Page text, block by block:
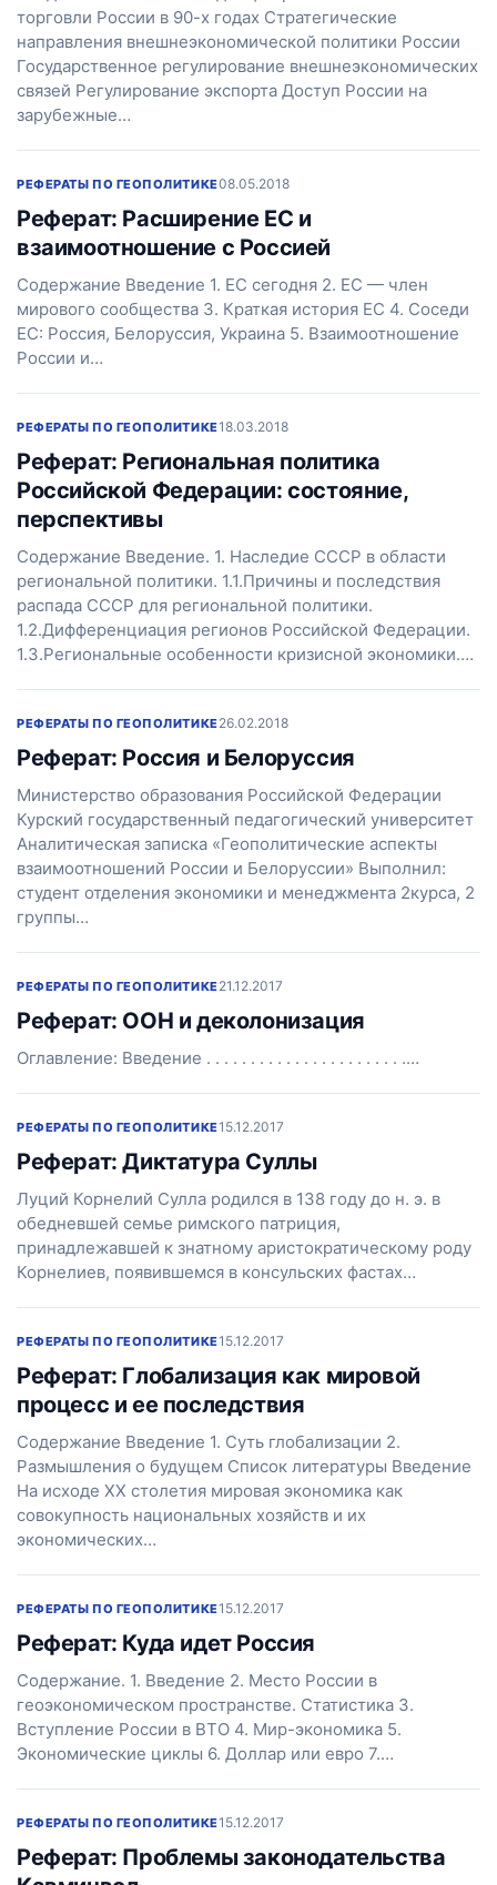
торговли России в 90-х годах Стратегические
направления внешнеэкономической политики России
Государственное регулирование внешнеэкономических
связей Регулирование экспорта Доступ России на
зарубежные…
РЕФЕРАТЫ ПО ГЕОПОЛИТИКЕ08.05.2018
Реферат: Расширение ЕС и
взаимоотношение с Россией
Содержание Введение 1. ЕС сегодня 2. ЕС — член
мирового сообщества 3. Краткая история ЕС 4. Соседи
ЕС: Россия, Белоруссия, Украина 5. Взаимоотношение
России и…
РЕФЕРАТЫ ПО ГЕОПОЛИТИКЕ18.03.2018
Реферат: Региональная политика
Российской Федерации: состояние,
перспективы
Содержание Введение. 1. Наследие СССР в области
региональной политики. 1.1.Причины и последствия
распада СССР для региональной политики.
1.2.Дифференциация регионов Российской Федерации.
1.3.Региональные особенности кризисной экономики.…
РЕФЕРАТЫ ПО ГЕОПОЛИТИКЕ26.02.2018
Реферат: Россия и Белоруссия
Министерство образования Российской Федерации
Курский государственный педагогический университет
Аналитическая записка «Геополитические аспекты
взаимоотношений России и Белоруссии» Выполнил:
студент отделения экономики и менеджмента 2курса, 2
группы…
РЕФЕРАТЫ ПО ГЕОПОЛИТИКЕ21.12.2017
Реферат: ООН и деколонизация
Оглавление: Введение . . . . . . . . . . . . . . . . . . . . . . .…
РЕФЕРАТЫ ПО ГЕОПОЛИТИКЕ15.12.2017
Реферат: Диктатура Суллы
Луций Корнелий Сулла родился в 138 году до н. э. в
обедневшей семье римского патриция,
принадлежавшей к знатному аристократическому роду
Корнелиев, появившемся в консульских фастах…
РЕФЕРАТЫ ПО ГЕОПОЛИТИКЕ15.12.2017
Реферат: Глобализация как мировой
процесс и ее последствия
Содержание Введение 1. Суть глобализации 2.
Размышления о будущем Список литературы Введение
На исходе ХХ столетия мировая экономика как
совокупность национальных хозяйств и их
экономических…
РЕФЕРАТЫ ПО ГЕОПОЛИТИКЕ15.12.2017
Реферат: Куда идет Россия
Содержание. 1. Введение 2. Место России в
геоэкономическом пространстве. Статистика 3.
Вступление России в ВТО 4. Мир-экономика 5.
Экономические циклы 6. Доллар или евро 7.…
РЕФЕРАТЫ ПО ГЕОПОЛИТИКЕ15.12.2017
Реферат: Проблемы законодательства